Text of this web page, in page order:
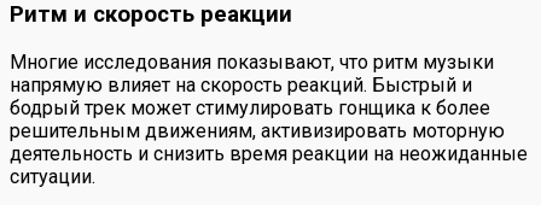
Ритм и скорость реакции
Многие исследования показывают, что ритм музыки
напрямую влияет на скорость реакций. Быстрый и
бодрый трек может стимулировать гонщика к более
решительным движениям, активизировать моторную
деятельность и снизить время реакции на неожиданные
ситуации.